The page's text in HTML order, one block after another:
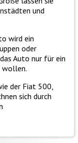
und
wird ein
oder
Auto nur für ein
wollen.
der Fiat 500,
sich durch